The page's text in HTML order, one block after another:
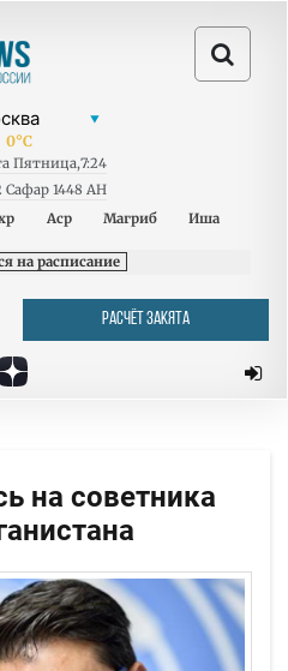
0°C
Пятница,7:24
Сафар 1448 AH
Аср Магриб Иша
на расписание
РАСЧЁТ ЗАКЯТА
на советника